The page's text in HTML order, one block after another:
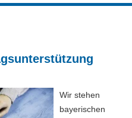
Wir stehen
bayerischen